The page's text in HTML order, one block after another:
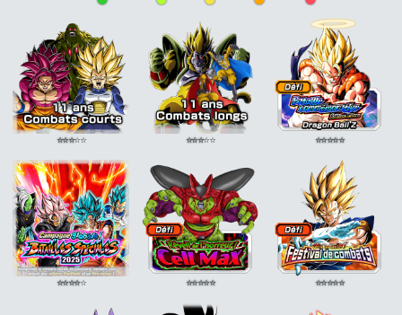
Jugement
Jugement
sereinDEF +25%
Fonceur
ATT +15%
Jugement
sereinDEF +20%
Jugement
sereinDEF +25%
Fonceur
DEF Adv. -15%
Jugement
sereinDEF +20%
Jugement
sereinDEF +25%
⭐⭐⭐⭐⭐ ⭐⭐⭐⭐⭐ ⭐⭐⭐⭐⭐
⭐⭐⭐⭐⭐ ⭐⭐⭐⭐⭐ ⭐⭐⭐⭐⭐